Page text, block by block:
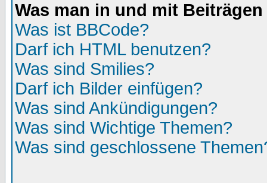
Was man in und mit
Was ist BBCode?
Darf ich HTML benutzen?
Was sind Smilies?
Darf ich Bilder einfügen?
Was sind Ankündigungen?
Was sind Wichtige Themen?
Was sind geschlossene